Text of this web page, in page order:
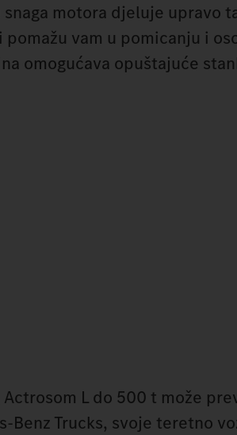
motora djeluje upravo
vam u pomicanju i
omogućava opuštajuće
L do 500 t može
Trucks, svoje teretno